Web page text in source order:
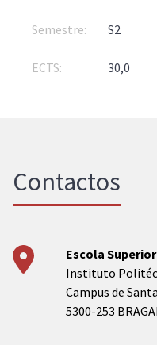
S2
30,0
Contactos
Escola
Instituto
Campus de
5300-253